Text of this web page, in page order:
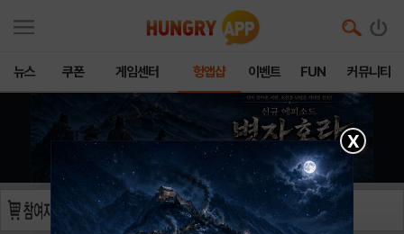
뉴스 쿠폰 게임센터 헝앱샵 이벤트 FUN 커뮤니티
X